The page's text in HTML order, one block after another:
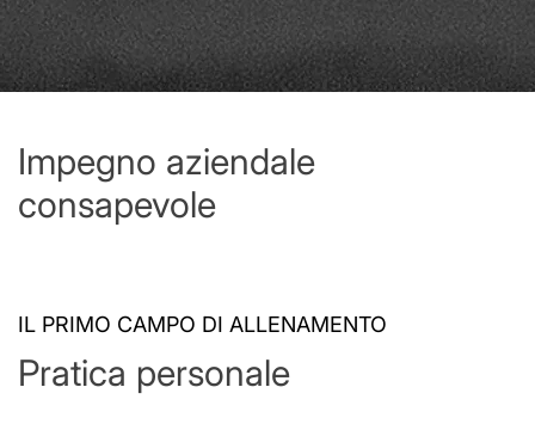
Impegno aziendale
consapevole
IL PRIMO CAMPO DI ALLENAMENTO
Pratica personale